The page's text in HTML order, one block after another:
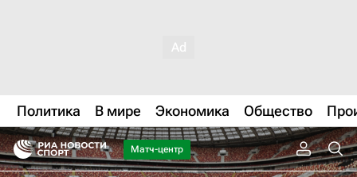
Политика В мире Экономика Общество
Матч-центр